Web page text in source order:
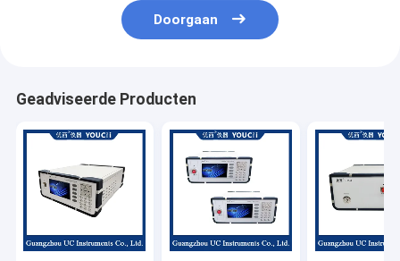
Doorgaan
Geadviseerde Producten